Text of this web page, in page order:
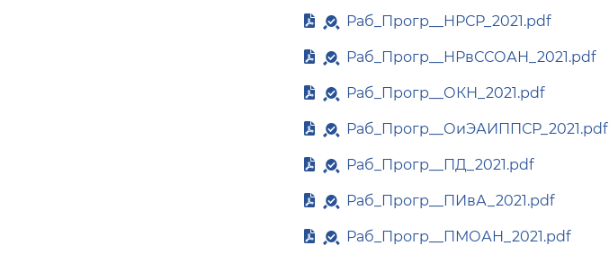
Раб_Прогр__НРСР_2021.pdf
Раб_Прогр__НРвССОАН_2021.pdf
Раб_Прогр__ОКН_2021.pdf
Раб_Прогр__ОиЭАИППСР_2021.pdf
Раб_Прогр__ПД_2021.pdf
Раб_Прогр__ПИвА_2021.pdf
Раб_Прогр__ПМОАН_2021.pdf